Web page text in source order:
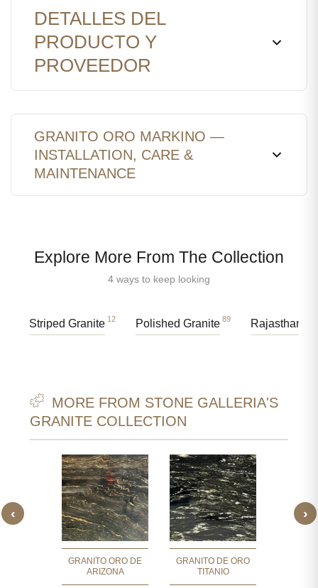
DETALLES DEL
PRODUCTO Y
PROVEEDOR
GRANITO ORO MARKINO —
INSTALLATION, CARE &
MAINTENANCE
Explore More From The Collection
4 ways to keep looking
Striped Granite 12 Polished Granite 89 Rajasthan
MORE FROM STONE GALLERIA'S
GRANITE COLLECTION
‹
GRANITO ORO DE
ARIZONA
GRANITO DE ORO
TITANIO
›